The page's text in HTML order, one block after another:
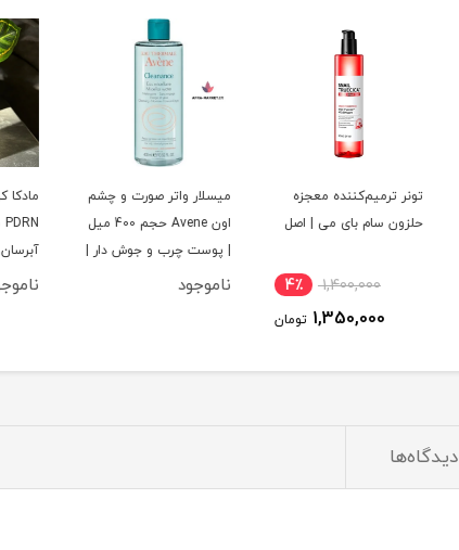
میسلار واتر صورت و چشم
اون Avene حجم 400 میل
ناموجود
مادکا کرم ترمیم کننده
PDRN سنتلیان 24 |
آبرسان پوست خشک و
حساس ۵۰ میل
ناموجود
سرم
اصل)
دیدگاه‌ها